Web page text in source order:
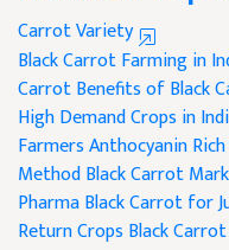
Carrot Variety
Black Carrot Farming in
CarrotBenefits of Black
High Demand Crops in
FarmersAnthocyanin
MethodBlack Carrot
PharmaBlack Carrot for
Return Crops Black